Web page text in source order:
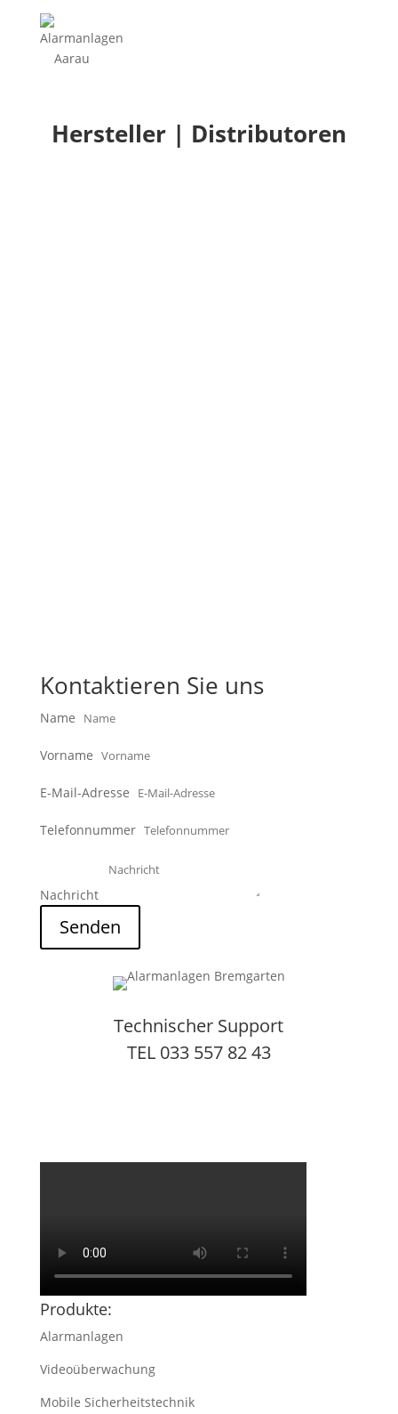
Hersteller | Distributoren
Kontaktieren Sie uns
Name
Vorname
E-Mail-Adresse
Telefonnummer
Nachricht
Senden
Technischer Support
TEL 033 557 82 43
Produkte:
Alarmanlagen
Videoüberwachung
Mobile Sicherheitstechnik